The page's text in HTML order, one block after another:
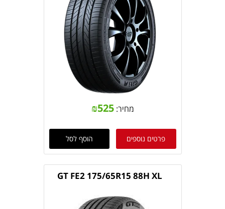
מחיר: ₪525
פרטים נוספים הוסף לסל
GT FE2 175/65R15 88H XL